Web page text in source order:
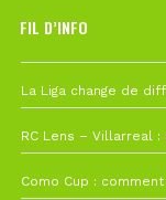
FIL D’INFO